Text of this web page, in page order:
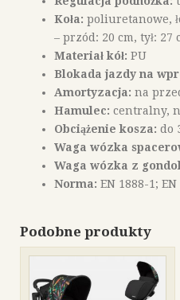
Koła: poliuretanowe,
– przód: 20 cm, tył: 27
Materiał kół: PU
Blokada jazdy na
Amortyzacja: na
Hamulec: centralny,
Obciążenie kosza: do
Waga wózka
Waga wózka z
Norma: EN 1888-1;
Podobne produkty